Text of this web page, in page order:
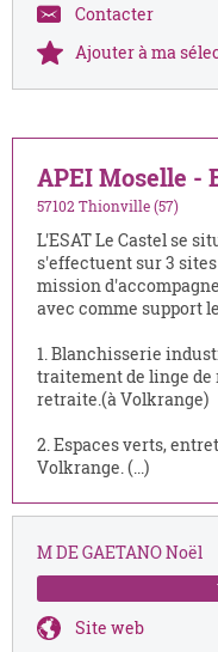
Contacter
Ajouter à ma
APEI Moselle -
57102 Thionville (57)
L'ESAT Le Castel se
s'effectuent sur 3
mission
avec comme support
1. Blanchisserie
traitement de linge de
retraite.(à Volkrange)
2. Espaces verts,
Volkrange. (...)
M DE GAETANO Noël
Site web